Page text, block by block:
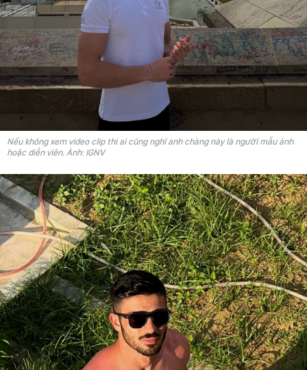
Nếu không xem video clip thì ai cũng nghĩ anh chàng này là người mẫu ảnh
hoặc diễn viên. Ảnh: IGNV